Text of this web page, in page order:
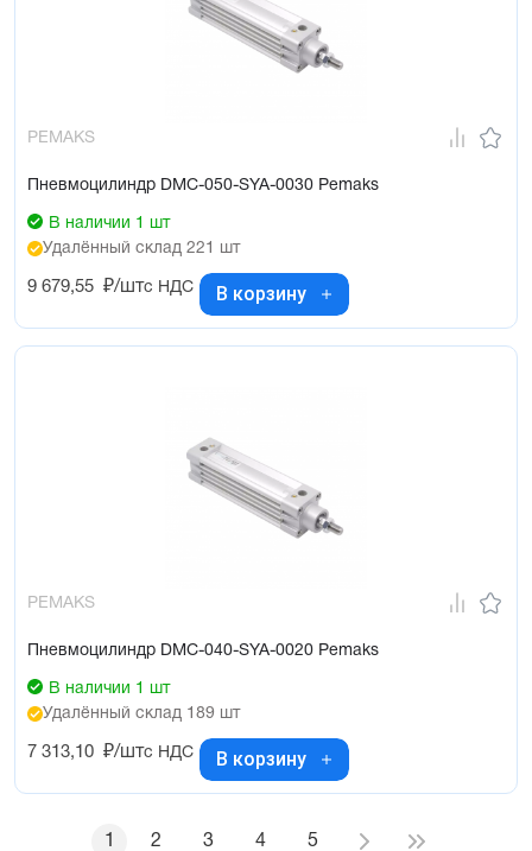
PEMAKS
Пневмоцилиндр DMC-050-SYA-0030 Pemaks
В наличии 1 шт
Удалённый склад 221 шт
9 679,55 ₽/штс НДС В корзину
PEMAKS
Пневмоцилиндр DMC-040-SYA-0020 Pemaks
В наличии 1 шт
Удалённый склад 189 шт
7 313,10 ₽/штс НДС В корзину
1 2 3 4 5